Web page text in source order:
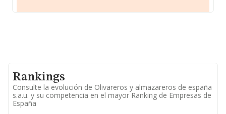
Rankings
Consulte la evolución de Olivareros y almazareros de españa
s.a.u. y su competencia en el mayor Ranking de Empresas de
España